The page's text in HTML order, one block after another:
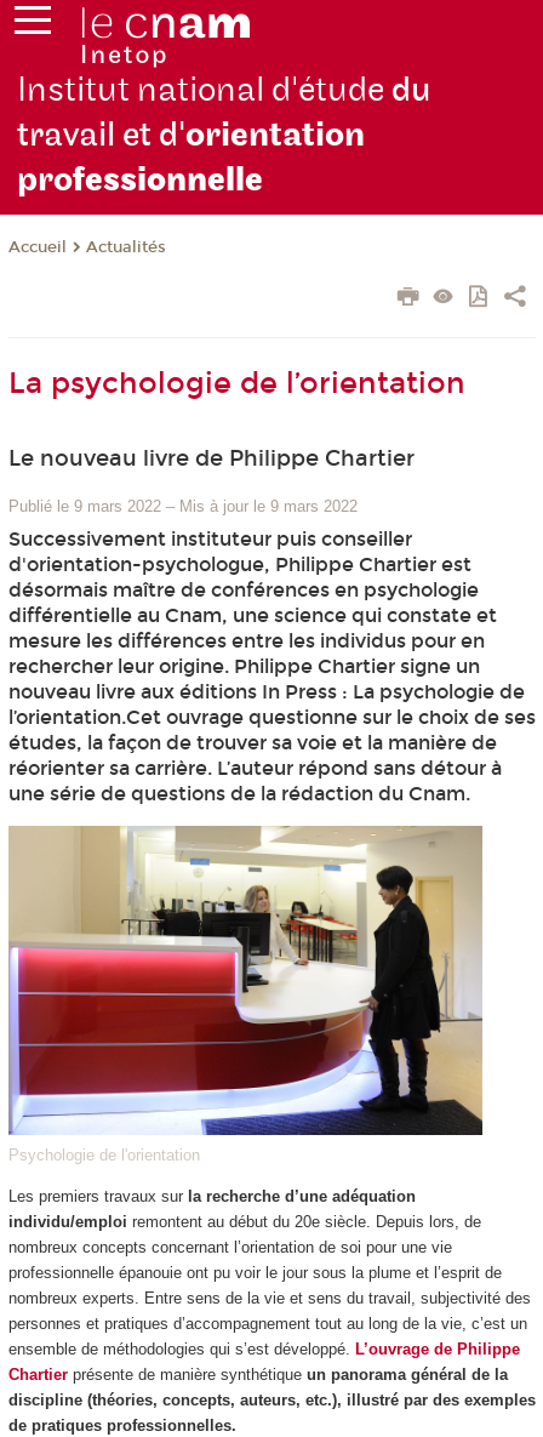
Institut national d'étude du
travail et d'orientation
professionnelle
Accueil Actualités
La psychologie de l’orientation
Le nouveau livre de Philippe Chartier
Publié le 9 mars 2022 – Mis à jour le 9 mars 2022
Successivement instituteur puis conseiller
d'orientation-psychologue, Philippe Chartier est
désormais maître de conférences en psychologie
différentielle au Cnam, une science qui constate et
mesure les différences entre les individus pour en
rechercher leur origine. Philippe Chartier signe un
nouveau livre aux éditions In Press : La psychologie de
l’orientation.Cet ouvrage questionne sur le choix de ses
études, la façon de trouver sa voie et la manière de
réorienter sa carrière. L’auteur répond sans détour à
une série de questions de la rédaction du Cnam.
Psychologie de l'orientation
Les premiers travaux sur la recherche d’une adéquation
individu/emploi remontent au début du 20e siècle. Depuis lors, de
nombreux concepts concernant l’orientation de soi pour une vie
professionnelle épanouie ont pu voir le jour sous la plume et l’esprit de
nombreux experts. Entre sens de la vie et sens du travail, subjectivité des
personnes et pratiques d’accompagnement tout au long de la vie, c’est un
ensemble de méthodologies qui s’est développé. L’ouvrage de Philippe
Chartierprésente de manière synthétique un panorama général de la
discipline (théories, concepts, auteurs, etc.), illustré par des exemples
de pratiques professionnelles.